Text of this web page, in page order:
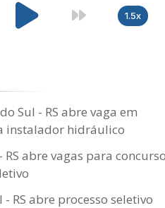
1.5x
Sul - RS abre vaga em
instalador hidráulico
abre vagas para
RS abre processo seletivo